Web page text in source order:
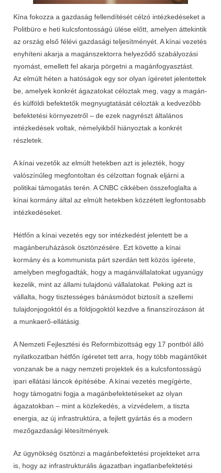
Kína fokozza a gazdaság fellendítését célzó intézkedéseket a
Politbüro e heti kulcsfontosságú ülése előtt, amelyen áttekintik
az ország első félévi gazdasági teljesítményét. A kínai vezetés
enyhíteni akarja a magánszektorra helyeződő szabályozási
nyomást, emellett fel akarja pörgetni a magánfogyasztást.
Az elmúlt héten a hatóságok egy sor olyan ígéretet jelentettek
be, amelyek konkrét ágazatokat céloztak meg, vagy a magán-
és külföldi befektetők megnyugtatását célozták a kedvezőbb
befektetési környezetről – de ezek nagyrészt általános
intézkedések voltak, némelyikből hiányoztak a konkrét
részletek.
A kínai vezetők az elmúlt hetekben azt is jelezték, hogy
valószínűleg megfontoltan és célzottan fognak eljárni a
politikai támogatás terén. A CNBC cikkében összefoglalta a
kínai kormány által az elmúlt hetekben közzétett legfontosabb
intézkedéseket.
Hétfőn a kínai vezetés egy sor intézkedést jelentett be a
magánberuházások ösztönzésére. Ezt követte a kínai
kormány és a kommunista párt szerdán tett közös ígérete,
amelyben megfogadták, hogy a magánvállalatokat ugyanúgy
kezelik, mint az állami tulajdonú vállalatokat. Peking azt is
vállalta, hogy tisztességes bánásmódot biztosít a szellemi
tulajdonjogoktól és a földjogoktól kezdve a finanszírozáson át
a munkaerő-ellátásig.
A Nemzeti Fejlesztési és Reformbizottság egy 17 pontból álló
nyilatkozatban hétfőn ígéretet tett arra, hogy több magántőkét
vonzanak be a nagy nemzeti projektek és a kulcsfontosságú
ipari ellátási láncok építésébe. A kínai vezetés megígérte,
hogy támogatni fogja a magánbefektetéseket az olyan
ágazatokban – mint a közlekedés, a vízvédelem, a tiszta
energia, az új infrastruktúra, a fejlett gyártás és a modern
mezőgazdasági létesítmények.
Az ügynökség ösztönzi a magánbefektetési projekteket arra
is, hogy az infrastrukturális ágazatban ingatlanbefektetési